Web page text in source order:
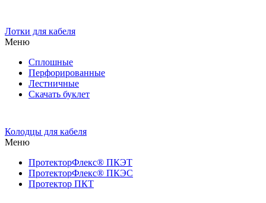
Лотки для кабеля
Меню
Сплошные
Перфорированные
Лестничные
Скачать буклет
Колодцы для кабеля
Меню
ПротекторФлекс® ПКЭТ
ПротекторФлекс® ПКЭС
Протектор ПКТ